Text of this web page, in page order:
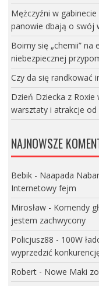
Mężczyźni w
panowie dbają o swój
Boimy się „chemii” na
niebezpiecznej
Czy da się randkować
Dzień Dziecka z Roxie
warsztaty i atrakcje od
NAJNOWSZE
Bebik- Naapada
Internetowy fejm
Mirosław- Komendy
jestem zachwycony
Policjusz88 - 100W
wyprzedzić
Robert- Nowe Maki